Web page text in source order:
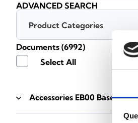
Accessories EB00 Bases -
Documents (6992)
Select All
ADVANCED SEARCH
Product Categories